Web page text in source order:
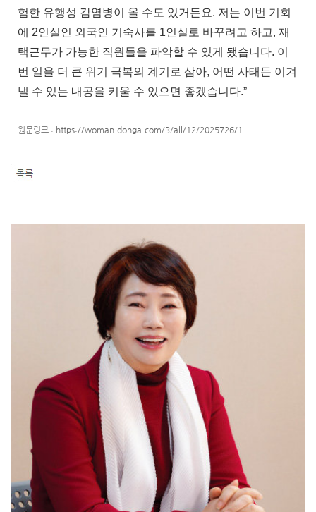
험한 유행성 감염병이 올 수도 있거든요. 저는 이번 기회
에 2인실인 외국인 기숙사를 1인실로 바꾸려고 하고, 재
택근무가 가능한 직원들을 파악할 수 있게 됐습니다. 이
번 일을 더 큰 위기 극복의 계기로 삼아, 어떤 사태든 이겨
낼 수 있는 내공을 키울 수 있으면 좋겠습니다.”
원문링크 : https://woman.donga.com/3/all/12/2025726/1